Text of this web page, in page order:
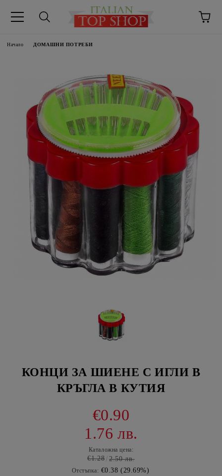
Начало ДОМАШНИ ПОТРЕБИ
КОНЦИ ЗА ШИЕНЕ С ИГЛИ В
КРЪГЛА В КУТИЯ
€0.90
1.76 лв.
Каталожна цена:
€1.28 2.50 лв.
Отстъпка: €0.38 (29.69%)